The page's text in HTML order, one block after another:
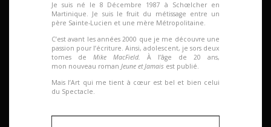
Je suis né le 8 Décembre 1987 à Schœlcher en
Martinique. Je suis le fruit du métissage entre un
père Sainte-Lucien et une mère Métropolitaine.
C’est avant les années 2000 que je me découvre une
passion pour l’écriture. Ainsi, adolescent, je sors deux
tomes de Mike MacField. À l’âge de 20 ans,
mon nouveau roman Jeune et Jamais est publié.
Mais l’Art qui me tient à cœur est bel et bien celui
du Spectacle.